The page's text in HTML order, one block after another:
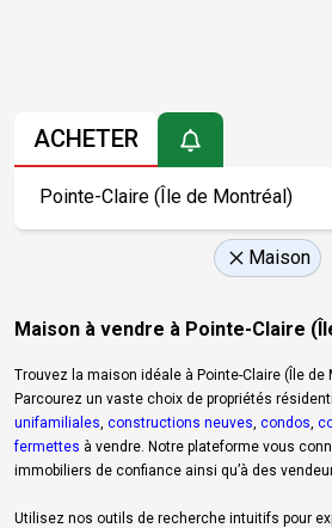
ACHETER
Maison
Maison à vendre à Pointe-Claire
Trouvez la maison idéale à Pointe-Claire (Île de
Parcourez un vaste choix de propriétés
unifamiliales constructions neuves condos
fermettes à vendre. Notre plateforme vous
immobiliers de confiance ainsi qu’à des
Utilisez nos outils de recherche intuitifs pour